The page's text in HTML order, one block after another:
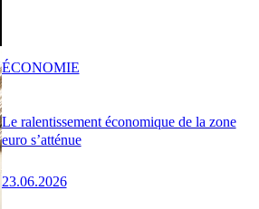
Le ralentissement économique de la zone
euro s’atténue
23.06.2026
ÉCONOMIE